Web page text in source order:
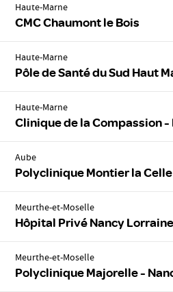
Haute-Marne
CMC Chaumont le Bois
Haute-Marne
Pôle de Santé du Sud Haut
Haute-Marne
Clinique de la Compassion -
Aube
Polyclinique Montier la
Meurthe-et-Moselle
Hôpital Privé Nancy Lorraine
Meurthe-et-Moselle
Polyclinique Majorelle -